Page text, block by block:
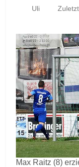
Uli
Max Raitz (8)